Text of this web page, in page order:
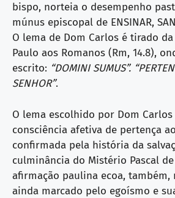
bispo, norteia o desempenho
múnus episcopal de ENSINAR,
O lema de Dom Carlos é tirado
Paulo aos Romanos (Rm, 14.8),
escrito: “DOMINI SUMUS”.
SENHOR”.
O lema escolhido por Dom Carlos
consciência afetiva de pertença
confirmada pela história da
culminância do Mistério Pascal
afirmação paulina ecoa, também,
ainda marcado pelo egoísmo e